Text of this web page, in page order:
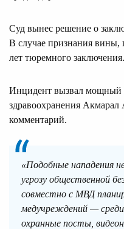
Суд вынес решение о
В случае признания вины,
лет тюремного заключения.
Инцидент вызвал мощный
здравоохранения
комментарий.
«Подобные нападения
угрозу общественной
совместно с МВД
медучреждений —
охранные посты,